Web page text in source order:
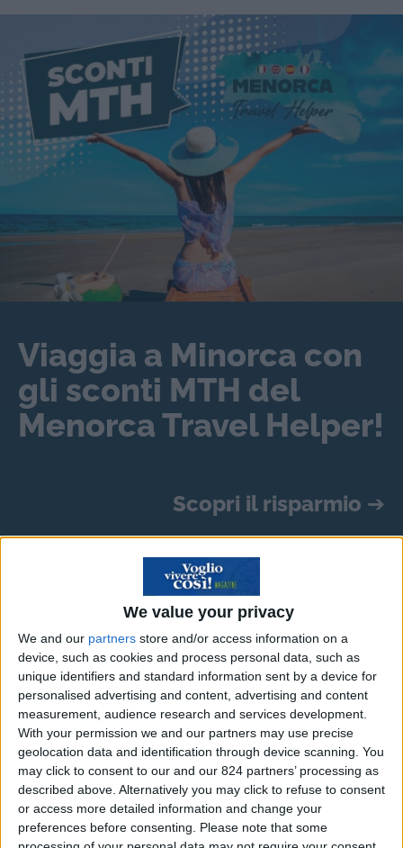
We value your privacy
We and our partners store and/or access information on a
device, such as cookies and process personal data, such as
unique identifiers and standard information sent by a device for
personalised advertising and content, advertising and content
measurement, audience research and services development.
With your permission we and our partners may use precise
geolocation data and identification through device scanning. You
may click to consent to our and our 824 partners’ processing as
described above. Alternatively you may click to refuse to consent
or access more detailed information and change your
preferences before consenting.
Please note that some
Viaggia a Minorca con
gli sconti MTH del
Menorca Travel Helper!
Scopri il risparmio ➔
Barbara e Fabio: un b&b in
riva all’Oceano Atlantico
SiamoBarbara e Fabio, un tecnico di laboratorio
ospedaliero ed un elettrotecnico industriale, uno
a Torino e l’altro a Milano,due lavori sicuri in
Italia ma una immensa voglia di uscire dalla
monotonia, dallo smog, dalla routine
quotidiana obbligata, dalla chiusura mentale
della gente e dal clima sempre
inclemente….nonchè di vivere finalmente